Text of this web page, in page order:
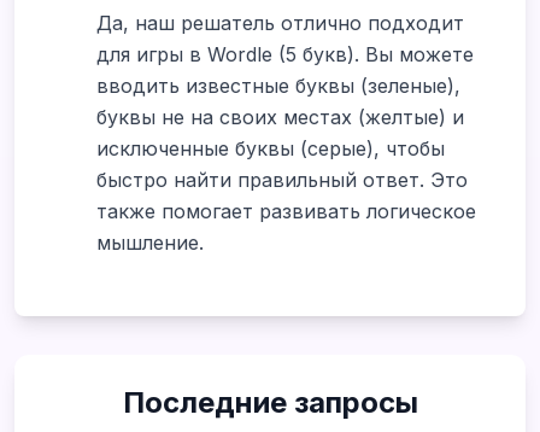
Да, наш решатель отлично подходит
для игры в Wordle (5 букв). Вы можете
вводить известные буквы (зеленые),
буквы не на своих местах (желтые) и
исключенные буквы (серые), чтобы
быстро найти правильный ответ. Это
также помогает развивать логическое
мышление.
Последние запросы